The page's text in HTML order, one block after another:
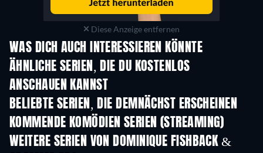
Diese Anzeige entfernen
WAS DICH AUCH INTERESSIEREN KÖNNTE
Serie Serie
ÄHNLICHE SERIEN, DIE DU KOSTENLOS
ANSCHAUEN KANNST
Serie
BELIEBTE SERIEN, DIE DEMNÄCHST ERSCHEINEN
Serie Serie
KOMMENDE KOMÖDIEN SERIEN (STREAMING)
Staffel 6 Staffel 2
WEITERE SERIEN VON DOMINIQUE FISHBACK &